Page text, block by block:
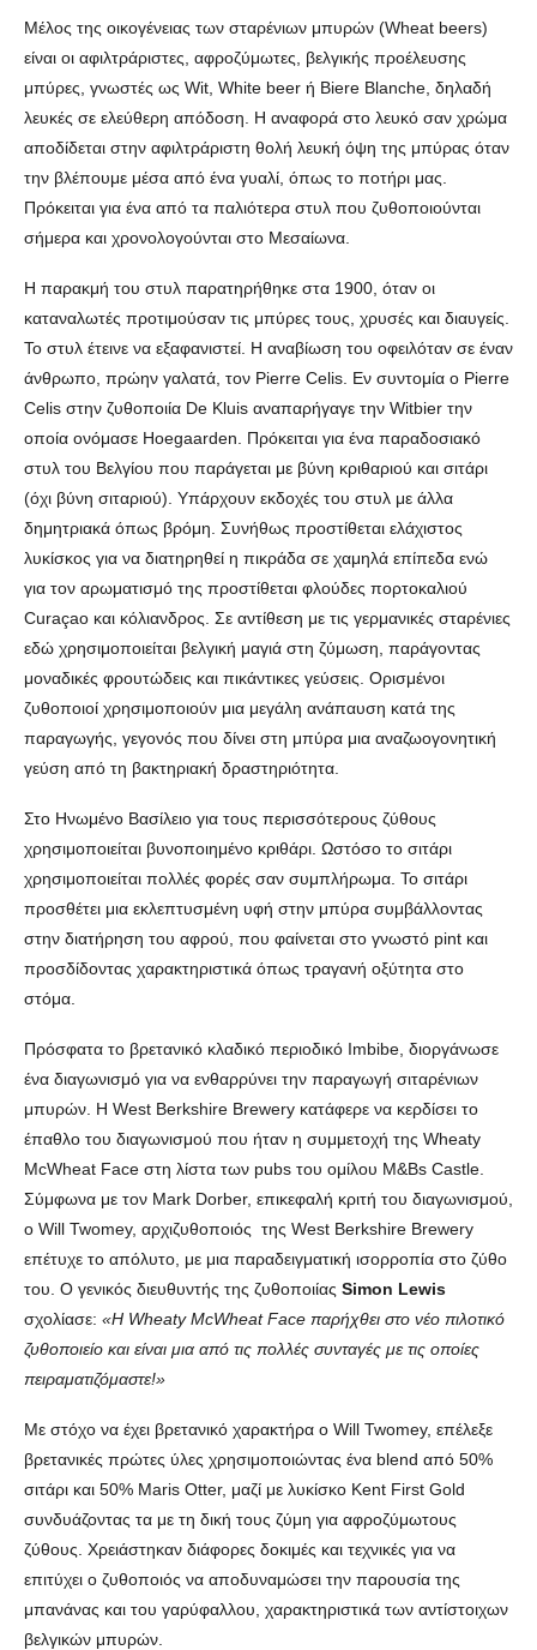
Μέλος της οικογένειας των σταρένιων μπυρών (Wheat beers)
είναι οι αφιλτράριστες, αφροζύμωτες, βελγικής προέλευσης
μπύρες, γνωστές ως Wit, White beer ή Biere Blanche, δηλαδή
λευκές σε ελεύθερη απόδοση. Η αναφορά στο λευκό σαν χρώμα
αποδίδεται στην αφιλτράριστη θολή λευκή όψη της μπύρας όταν
την βλέπουμε μέσα από ένα γυαλί, όπως το ποτήρι μας.
Πρόκειται για ένα από τα παλιότερα στυλ που ζυθοποιούνται
σήμερα και χρονολογούνται στο Μεσαίωνα.
Η παρακμή του στυλ παρατηρήθηκε στα 1900, όταν οι
καταναλωτές προτιμούσαν τις μπύρες τους, χρυσές και διαυγείς.
Το στυλ έτεινε να εξαφανιστεί. Η αναβίωση του οφειλόταν σε έναν
άνθρωπο, πρώην γαλατά, τον Pierre Celis. Εν συντομία ο Pierre
Celis στην ζυθοποιία De Kluis αναπαρήγαγε την Witbier την
οποία ονόμασε Hoegaarden. Πρόκειται για ένα παραδοσιακό
στυλ του Βελγίου που παράγεται με βύνη κριθαριού και σιτάρι
(όχι βύνη σιταριού). Υπάρχουν εκδοχές του στυλ με άλλα
δημητριακά όπως βρόμη. Συνήθως προστίθεται ελάχιστος
λυκίσκος για να διατηρηθεί η πικράδα σε χαμηλά επίπεδα ενώ
για τον αρωματισμό της προστίθεται φλούδες πορτοκαλιού
Curaçao και κόλιανδρος. Σε αντίθεση με τις γερμανικές σταρένιες
εδώ χρησιμοποιείται βελγική μαγιά στη ζύμωση, παράγοντας
μοναδικές φρουτώδεις και πικάντικες γεύσεις. Ορισμένοι
ζυθοποιοί χρησιμοποιούν μια μεγάλη ανάπαυση κατά της
παραγωγής, γεγονός που δίνει στη μπύρα μια αναζωογονητική
γεύση από τη βακτηριακή δραστηριότητα.
Στο Ηνωμένο Βασίλειο για τους περισσότερους ζύθους
χρησιμοποιείται βυνοποιημένο κριθάρι. Ωστόσο το σιτάρι
χρησιμοποιείται πολλές φορές σαν συμπλήρωμα. Το σιτάρι
προσθέτει μια εκλεπτυσμένη υφή στην μπύρα συμβάλλοντας
στην διατήρηση του αφρού, που φαίνεται στο γνωστό pint και
προσδίδοντας χαρακτηριστικά όπως τραγανή οξύτητα στο
στόμα.
Πρόσφατα το βρετανικό κλαδικό περιοδικό Imbibe, διοργάνωσε
ένα διαγωνισμό για να ενθαρρύνει την παραγωγή σιταρένιων
μπυρών. Η West Berkshire Brewery κατάφερε να κερδίσει το
έπαθλο του διαγωνισμού που ήταν η συμμετοχή της Wheaty
McWheat Face στη λίστα των pubs του ομίλου M&Bs Castle.
Σύμφωνα με τον Mark Dorber, επικεφαλή κριτή του διαγωνισμού,
ο Will Twomey, αρχιζυθοποιός της West Berkshire Brewery
επέτυχε το απόλυτο, με μια παραδειγματική ισορροπία στο ζύθο
του. Ο γενικός διευθυντής της ζυθοποιίας Simon Lewis
σχολίασε: «Η Wheaty McWheat Face παρήχθει στο νέο πιλοτικό
ζυθοποιείο και είναι μια από τις πολλές συνταγές με τις οποίες
πειραματιζόμαστε!»
Με στόχο να έχει βρετανικό χαρακτήρα ο Will Twomey, επέλεξε
βρετανικές πρώτες ύλες χρησιμοποιώντας ένα blend από 50%
σιτάρι και 50% Maris Otter, μαζί με λυκίσκο Kent First Gold
συνδυάζοντας τα με τη δική τους ζύμη για αφροζύμωτους
ζύθους. Χρειάστηκαν διάφορες δοκιμές και τεχνικές για να
επιτύχει ο ζυθοποιός να αποδυναμώσει την παρουσία της
μπανάνας και του γαρύφαλλου, χαρακτηριστικά των αντίστοιχων
βελγικών μπυρών.